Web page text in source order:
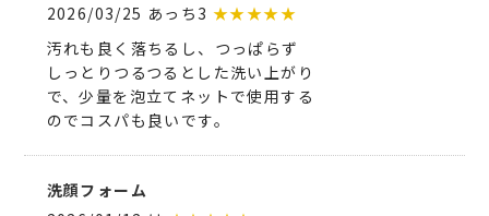
2026/03/25 あっち3 ★★★★★
汚れも良く落ちるし、つっぱらず
しっとりつるつるとした洗い上がり
で、少量を泡立てネットで使用する
のでコスパも良いです。
洗顔フォーム